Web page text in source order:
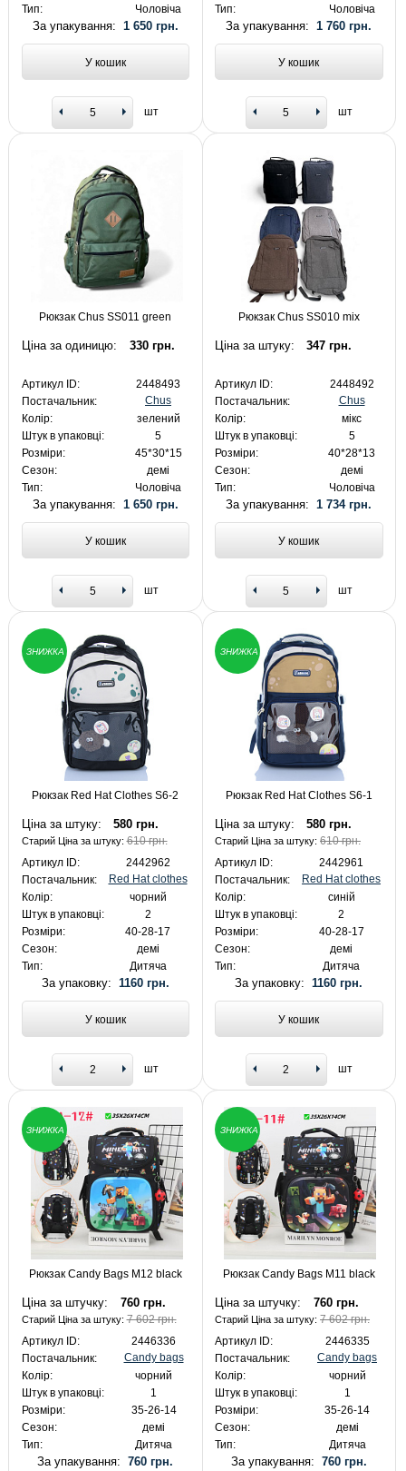
Тип:
Чоловіча
За упакування: 1 650 грн.
У кошик
шт
Тип:
Чоловіча
За упакування:1 760 грн.
У кошик
шт
Рюкзак Chus SS011 green
Ціна за одиницю: 330 грн.
Артикул ID:
2448493
Постачальник:
Chus
Колір:
зелений
Штук в упаковці:
5
Розміри:
45*30*15
Сезон:
демі
Тип:
Чоловіча
За упакування: 1 650 грн.
У кошик
шт
Рюкзак Chus SS010 mix
Ціна за штуку: 347 грн.
Артикул ID:
2448492
Постачальник:
Chus
Колір:
мікс
Штук в упаковці:
5
Розміри:
40*28*13
Сезон:
демі
Тип:
Чоловіча
За упакування:1 734 грн.
У кошик
шт
ЗНИЖКА
Рюкзак Red Hat Clothes S6-2
Ціна за штуку: 580 грн.
Старий Ціна за штуку:610 грн.
Артикул ID:
2442962
Постачальник:
Red Hat clothes
Колір:
чорний
Штук в упаковці:
2
Розміри:
40-28-17
Сезон:
демі
Тип:
Дитяча
За упаковку: 1160 грн.
У кошик
шт
ЗНИЖКА
Рюкзак Red Hat Clothes S6-1
Ціна за штуку: 580 грн.
Старий Ціна за штуку:610 грн.
Артикул ID:
2442961
Постачальник:
Red Hat clothes
Колір:
синій
Штук в упаковці:
2
Розміри:
40-28-17
Сезон:
демі
Тип:
Дитяча
За упаковку:1160 грн.
У кошик
шт
ЗНИЖКА
Рюкзак Candy Bags M12 black
Ціна за штучку: 760 грн.
Старий Ціна за штуку:7 602 грн.
Артикул ID:
2446336
Постачальник:
Candy bags
Колір:
чорний
Штук в упаковці:
1
Розміри:
35-26-14
Сезон:
демі
Тип:
Дитяча
За упакування:760 грн.
ЗНИЖКА
Рюкзак Candy Bags M11 black
Ціна за штучку: 760 грн.
Старий Ціна за штуку:7 602 грн.
Артикул ID:
2446335
Постачальник:
Candy bags
Колір:
чорний
Штук в упаковці:
1
Розміри:
35-26-14
Сезон:
демі
Тип:
Дитяча
За упакування: 760 грн.